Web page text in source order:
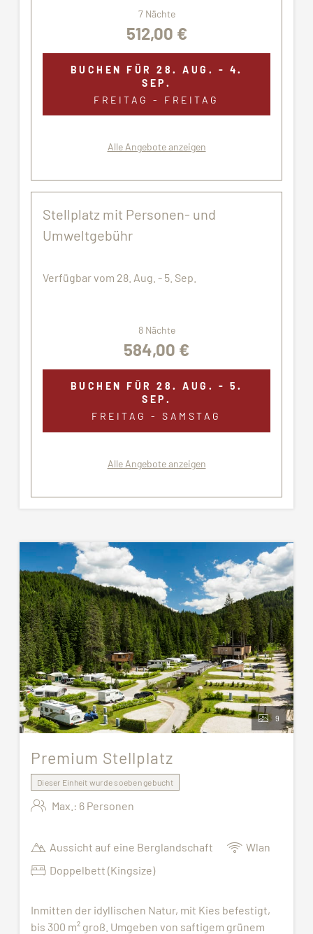
7 Nächte
512,00 €
BUCHEN FÜR 28. AUG. - 4.
SEP.
FREITAG - FREITAG
Alle Angebote anzeigen
Stellplatz mit Personen- und
Umweltgebühr
Verfügbar vom 28. Aug. - 5. Sep.
8 Nächte
584,00 €
BUCHEN FÜR 28. AUG. - 5.
SEP.
FREITAG - SAMSTAG
Alle Angebote anzeigen
9
Premium Stellplatz
Dieser Einheit wurde soeben gebucht
Max.: 6 Personen
Aussicht auf eine Berglandschaft
Wlan
Doppelbett (Kingsize)
Inmitten der idyllischen Natur, mit Kies befestigt,
bis 300 m² groß. Umgeben von saftigem grünem